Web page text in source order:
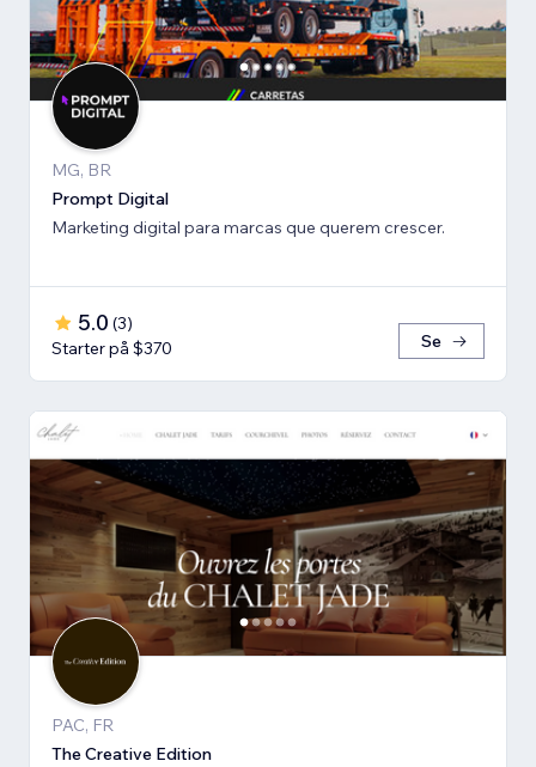
MG, BR
Prompt Digital
Marketing digital para marcas que querem crescer.
5.0 (3)
Starter på $370
Se
PAC, FR
The Creative Edition